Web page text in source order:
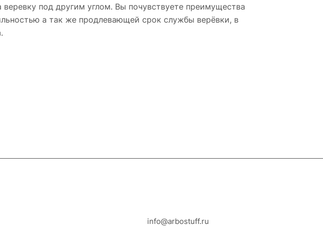
под другим углом. Вы почувствуете преимущества
а так же продлевающей срок службы верёвки, в
info@arbostuff.ru